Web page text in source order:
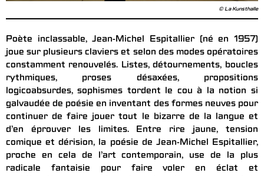
© La Kunsthalle
Poète inclassable, Jean-Michel Espitallier (né en 1957)
joue sur plusieurs claviers et selon des modes opératoires
constamment renouvelés. Listes, détournements, boucles
rythmiques, proses désaxées, propositions
logicoabsurdes, sophismes tordent le cou à la notion si
galvaudée de poésie en inventant des formes neuves pour
continuer de faire jouer tout le bizarre de la langue et
d’en éprouver les limites. Entre rire jaune, tension
comique et dérision, la poésie de Jean-Michel Espitallier,
proche en cela de l’art contemporain, use de la plus
radicale fantaisie pour faire voler en éclat et